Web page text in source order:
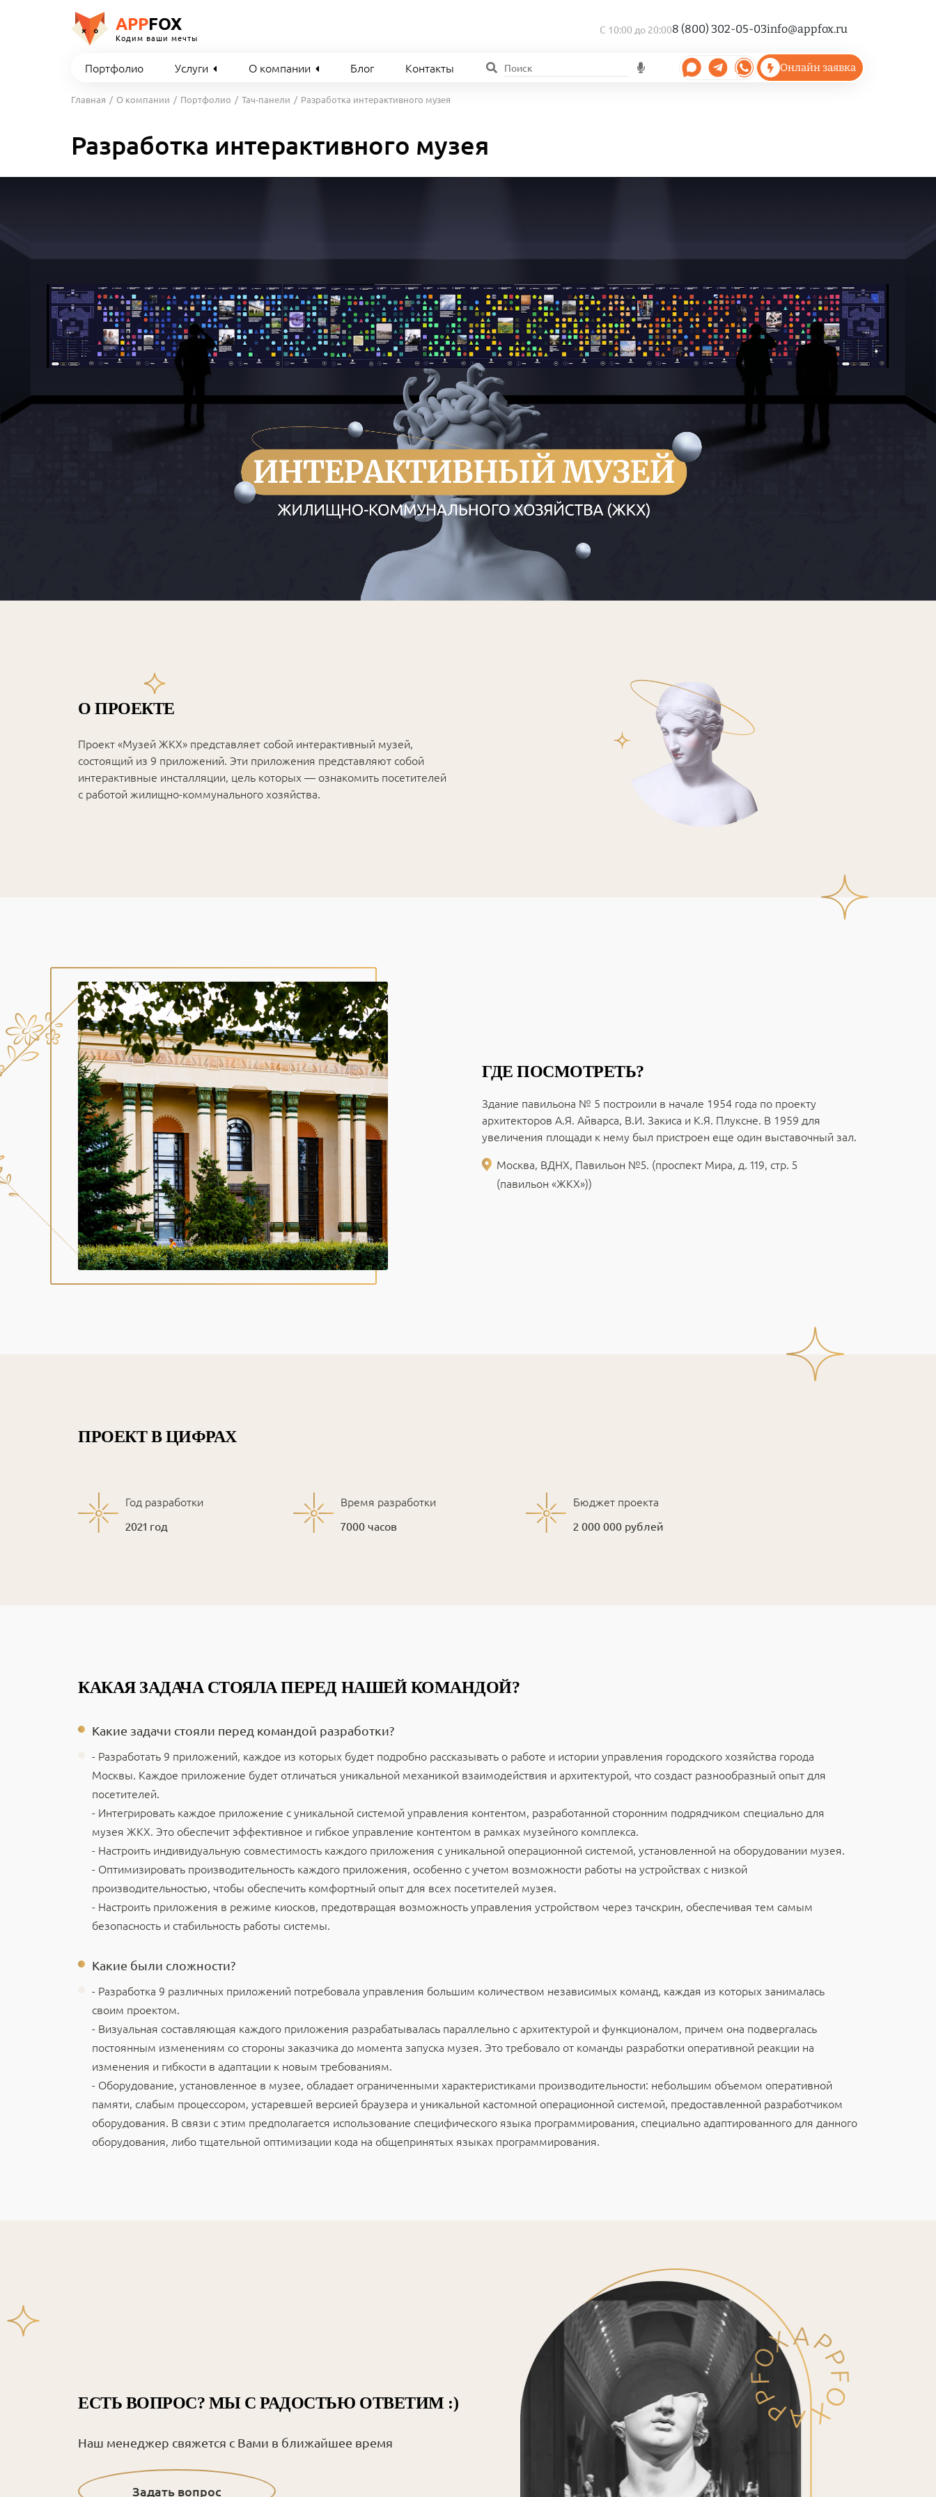
APPFOX
Кодим ваши мечты
С 10:00 до 20:008 (800) 302-05-03info@appfox.ru
Портфолио Услуги О компании Блог Контакты Онлайн заявка
Главная О компании Портфолио Тач-панели Разработка интерактивного музея
Разработка интерактивного музея
О ПРОЕКТЕ
Проект «Музей ЖКХ» представляет собой интерактивный музей,
состоящий из 9 приложений. Эти приложения представляют собой
интерактивные инсталляции, цель которых — ознакомить посетителей
с работой жилищно-коммунального хозяйства.
ГДЕ ПОСМОТРЕТЬ?
Здание павильона № 5 построили в начале 1954 года по проекту
архитекторов А.Я. Айварса, В.И. Закиса и К.Я. Плуксне. В 1959 для
увеличения площади к нему был пристроен еще один выставочный зал.
Москва, ВДНХ, Павильон №5. (проспект Мира, д. 119, стр. 5
(павильон «ЖКХ»))
ПРОЕКТ В ЦИФРАХ
Год разработки
2021 год
Время разработки
7000 часов
Бюджет проекта
2 000 000 рублей
КАКАЯ ЗАДАЧА СТОЯЛА ПЕРЕД НАШЕЙ КОМАНДОЙ?
Какие задачи стояли перед командой разработки?
- Разработать 9 приложений, каждое из которых будет подробно рассказывать о работе и истории управления городского хозяйства города
Москвы. Каждое приложение будет отличаться уникальной механикой взаимодействия и архитектурой, что создаст разнообразный опыт для
посетителей.
- Интегрировать каждое приложение с уникальной системой управления контентом, разработанной сторонним подрядчиком специально для
музея ЖКХ. Это обеспечит эффективное и гибкое управление контентом в рамках музейного комплекса.
- Настроить индивидуальную совместимость каждого приложения с уникальной операционной системой, установленной на оборудовании музея.
- Оптимизировать производительность каждого приложения, особенно с учетом возможности работы на устройствах с низкой
производительностью, чтобы обеспечить комфортный опыт для всех посетителей музея.
- Настроить приложения в режиме киосков, предотвращая возможность управления устройством через тачскрин, обеспечивая тем самым
безопасность и стабильность работы системы.
Какие были сложности?
- Разработка 9 различных приложений потребовала управления большим количеством независимых команд, каждая из которых занималась
своим проектом.
- Визуальная составляющая каждого приложения разрабатывалась параллельно с архитектурой и функционалом, причем она подвергалась
постоянным изменениям со стороны заказчика до момента запуска музея. Это требовало от команды разработки оперативной реакции на
изменения и гибкости в адаптации к новым требованиям.
- Оборудование, установленное в музее, обладает ограниченными характеристиками производительности: небольшим объемом оперативной
памяти, слабым процессором, устаревшей версией браузера и уникальной кастомной операционной системой, предоставленной разработчиком
оборудования. В связи с этим предполагается использование специфического языка программирования, специально адаптированного для данного
оборудования, либо тщательной оптимизации кода на общепринятых языках программирования.
ЕСТЬ ВОПРОС? МЫ С РАДОСТЬЮ ОТВЕТИМ :)
Наш менеджер свяжется с Вами в ближайшее время
Задать вопрос